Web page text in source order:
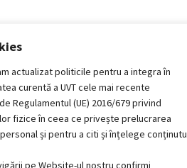
actualizat politicile pentru a integra în
curentă a UVT cele mai recente
Regulamentul (UE) 2016/679 privind
fizice în ceea ce privește prelucrarea
și pentru a citi și înțelege
pe Website-ul nostru confirmi